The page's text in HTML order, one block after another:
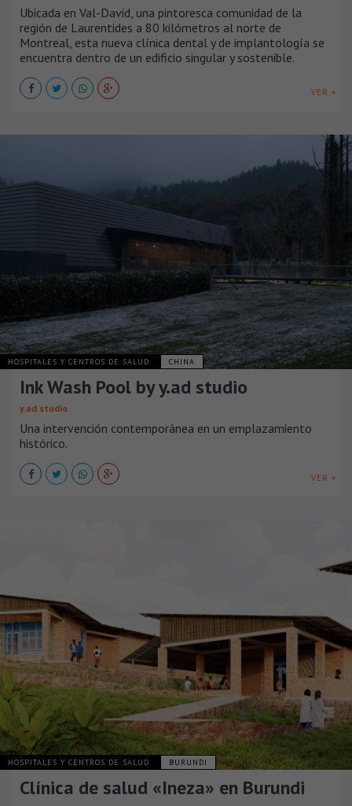
Ubicada en Val-David, una pintoresca comunidad de la
región de Laurentides a 80 kilómetros al norte de
Montreal, esta nueva clínica dental y de implantología se
encuentra dentro de un edificio singular y sostenible.
VER +
HOSPITALES Y CENTROS DE SALUD CHINA
Ink Wash Pool by y.ad studio
y.ad studio
Una intervención contemporánea en un emplazamiento
histórico.
VER +
HOSPITALES Y CENTROS DE SALUD BURUNDI
Clínica de salud «Ineza» en Burundi